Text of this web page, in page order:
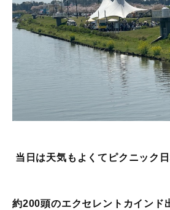
当日は天気もよくてピクニック日
約200頭のエクセレントカインド